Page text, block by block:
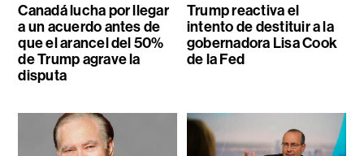
Canadá lucha por llegar
a un acuerdo antes de
que el arancel del 50%
de Trump agrave la
disputa
Trump reactiva el
intento de destituir a la
gobernadora Lisa Cook
de la Fed